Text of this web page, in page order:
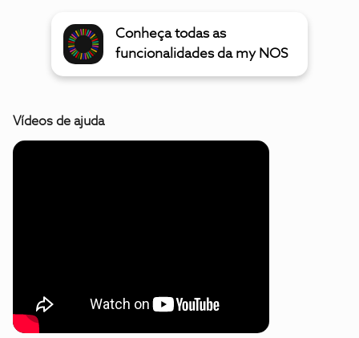
Conheça todas as
funcionalidades da my NOS
Vídeos de ajuda